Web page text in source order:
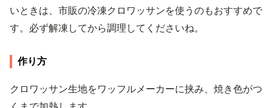
いときは、市販の冷凍クロワッサンを使うのもおすすめで
す。必ず解凍してから調理してくださいね。
作り方
クロワッサン生地をワッフルメーカーに挟み、焼き色がつ